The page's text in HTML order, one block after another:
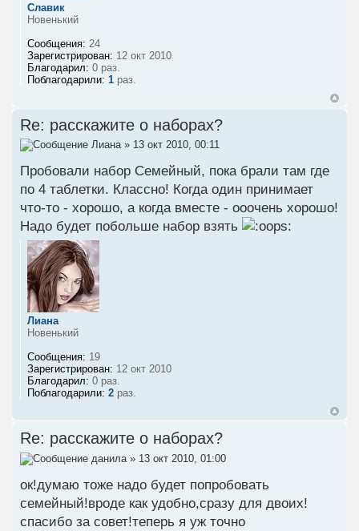
Славик
Новенький
Сообщения: 24
Зарегистрирован: 12 окт 2010
Благодарил: 0 раз.
Поблагодарили: 1 раз.
Re: расскажите о наборах?
Лиана» 13 окт 2010, 00:11
Пробовали набор Семейный, пока брали там где
по 4 таблетки. Классно! Когда один принимает
что-то - хорошо, а когда вместе - ооочень хорошо!
Надо будет побольше набор взять
Лиана
Новенький
Сообщения: 19
Зарегистрирован: 12 окт 2010
Благодарил: 0 раз.
Поблагодарили: 2 раз.
Re: расскажите о наборах?
данила » 13 окт 2010, 01:00
ок!думаю тоже надо будет попробовать
семейный!вроде как удобно,сразу для двоих!
спасибо за совет!теперь я уж точно